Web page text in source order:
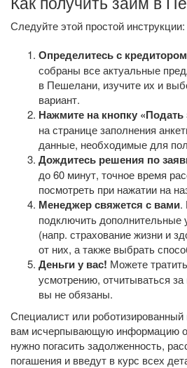
Следуйте этой простой инструкции:
Определитесь с кредитором
собраны все актуальные
в Пешелани, изучите их и
вариант.
Нажмите на кнопку «Подать
на странице заполнения
данные, необходимые для
Дождитесь решения по
до 60 минут, точное время
посмотреть при нажатии на
Менеджер свяжется с вами.
подключить дополнительные
(напр. страхование жизни и
от них, а также выбрать
Деньги у вас! Можете
усмотрению, отчитываться
вы не обязаны.
Специалист или
вам исчерпывающую информацию о
нужно погасить задолженность,
погашения и введут в курс всех